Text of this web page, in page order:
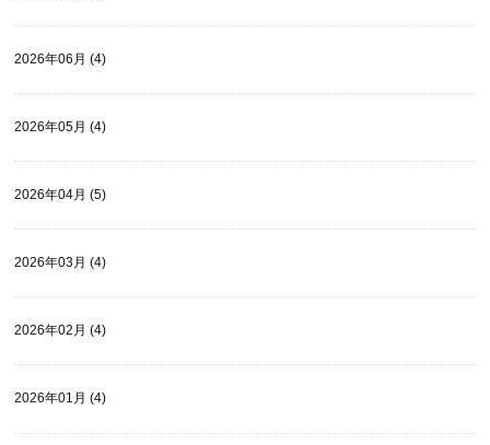
2026年06月 (4)
2026年05月 (4)
2026年04月 (5)
2026年03月 (4)
2026年02月 (4)
2026年01月 (4)